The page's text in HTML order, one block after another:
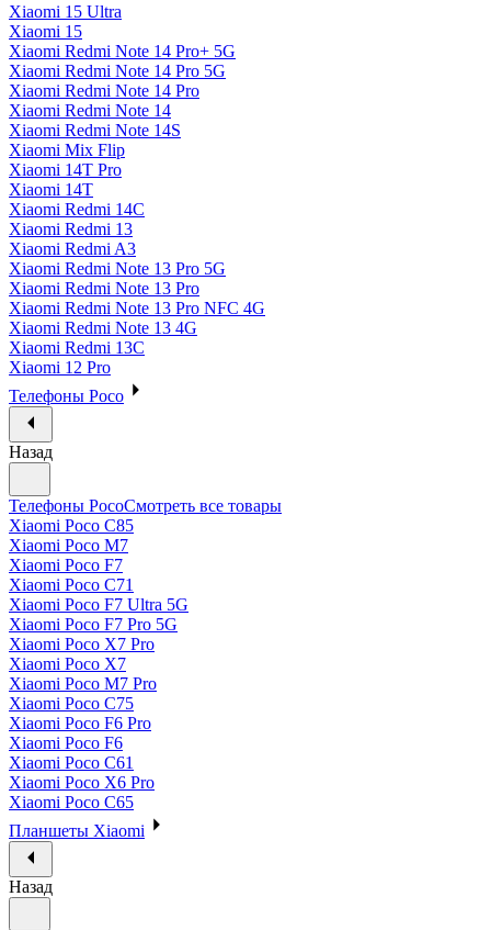
Xiaomi 15 Ultra
Xiaomi 15
Xiaomi Redmi Note 14 Pro+ 5G
Xiaomi Redmi Note 14 Pro 5G
Xiaomi Redmi Note 14 Pro
Xiaomi Redmi Note 14
Xiaomi Redmi Note 14S
Xiaomi Mix Flip
Xiaomi 14T Pro
Xiaomi 14T
Xiaomi Redmi 14C
Xiaomi Redmi 13
Xiaomi Redmi A3
Xiaomi Redmi Note 13 Pro 5G
Xiaomi Redmi Note 13 Pro
Xiaomi Redmi Note 13 Pro NFC 4G
Xiaomi Redmi Note 13 4G
Xiaomi Redmi 13C
Xiaomi 12 Pro
Телефоны Poco
Назад
Телефоны PocoСмотреть все товары
Xiaomi Poco C85
Xiaomi Poco M7
Xiaomi Poco F7
Xiaomi Poco C71
Xiaomi Poco F7 Ultra 5G
Xiaomi Poco F7 Pro 5G
Xiaomi Poco X7 Pro
Xiaomi Poco X7
Xiaomi Poco M7 Pro
Xiaomi Poco C75
Xiaomi Poco F6 Pro
Xiaomi Poco F6
Xiaomi Poco C61
Xiaomi Poco X6 Pro
Xiaomi Poco C65
Планшеты Xiaomi
Назад